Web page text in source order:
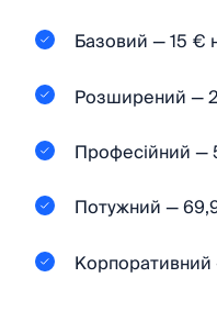
Базовий — 15 €
Розширений —
Професійний —
Потужний —